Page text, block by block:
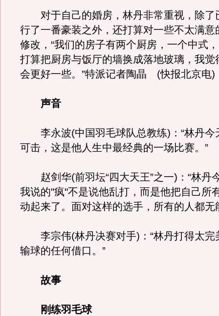
对于自己的婚房，林丹非常重视，除了
行了一番豪装之外，还打算对一些不太满意
修改，“我们的房子有两个厨房，一个中式
打算把厨房与饭厅的墙换成落地玻璃，我觉
会更好一些。”特派记者陶晶 (快报北京电)
声音
李永波(中国羽毛球队总教练)：“林丹今
可击，这是他人生中最经典的一场比赛。”
赵剑华(前羽坛“四大天王”之一)：“林丹
我说的"疯"不是说他乱打，而是他把自己所
动起来了。面对这样的选手，所有的人都无
李宗伟(林丹决赛对手)：“林丹打得太完
输球的任何借口。”
故事
刚练羽毛球